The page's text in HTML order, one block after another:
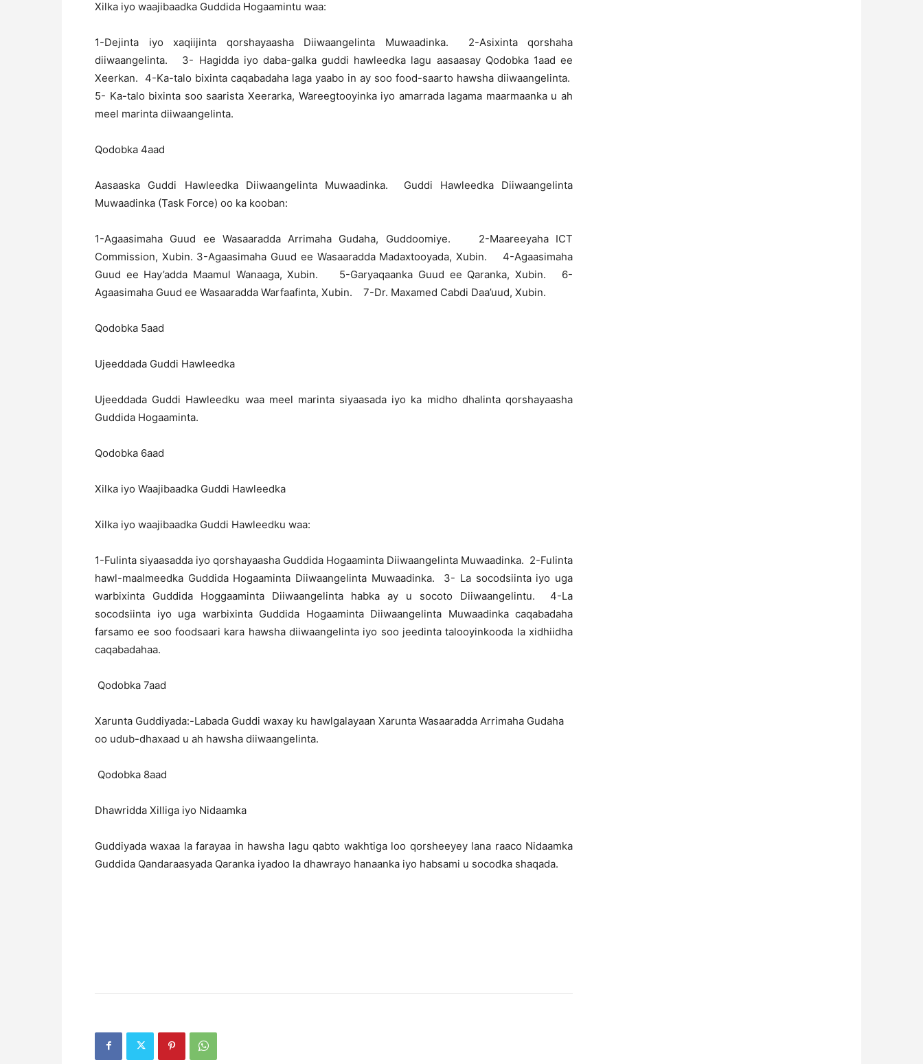
Xilka iyo waajibaadka Guddida Hogaamintu waa:
1-Dejinta iyo xaqiijinta qorshayaasha Diiwaangelinta Muwaadinka. 2-Asixinta qorshaha
diiwaangelinta. 3- Hagidda iyo daba-galka guddi hawleedka lagu aasaasay Qodobka 1aad ee
Xeerkan. 4-Ka-talo bixinta caqabadaha laga yaabo in ay soo food-saarto hawsha diiwaangelinta.
5- Ka-talo bixinta soo saarista Xeerarka, Wareegtooyinka iyo amarrada lagama maarmaanka u ah
meel marinta diiwaangelinta.
Qodobka 4aad
Aasaaska Guddi Hawleedka Diiwaangelinta Muwaadinka. Guddi Hawleedka Diiwaangelinta
Muwaadinka (Task Force) oo ka kooban:
1-Agaasimaha Guud ee Wasaaradda Arrimaha Gudaha, Guddoomiye. 2-Maareeyaha ICT
Commission, Xubin. 3-Agaasimaha Guud ee Wasaaradda Madaxtooyada, Xubin. 4-Agaasimaha
Guud ee Hay’adda Maamul Wanaaga, Xubin. 5-Garyaqaanka Guud ee Qaranka, Xubin. 6-
Agaasimaha Guud ee Wasaaradda Warfaafinta, Xubin. 7-Dr. Maxamed Cabdi Daa’uud, Xubin.
Qodobka 5aad
Ujeeddada Guddi Hawleedka
Ujeeddada Guddi Hawleedku waa meel marinta siyaasada iyo ka midho dhalinta qorshayaasha
Guddida Hogaaminta.
Qodobka 6aad
Xilka iyo Waajibaadka Guddi Hawleedka
Xilka iyo waajibaadka Guddi Hawleedku waa:
1-Fulinta siyaasadda iyo qorshayaasha Guddida Hogaaminta Diiwaangelinta Muwaadinka. 2-Fulinta
hawl-maalmeedka Guddida Hogaaminta Diiwaangelinta Muwaadinka. 3- La socodsiinta iyo uga
warbixinta Guddida Hoggaaminta Diiwaangelinta habka ay u socoto Diiwaangelintu. 4-La
socodsiinta iyo uga warbixinta Guddida Hogaaminta Diiwaangelinta Muwaadinka caqabadaha
farsamo ee soo foodsaari kara hawsha diiwaangelinta iyo soo jeedinta talooyinkooda la xidhiidha
caqabadahaa.
Qodobka 7aad
Xarunta Guddiyada:-Labada Guddi waxay ku hawlgalayaan Xarunta Wasaaradda Arrimaha Gudaha
oo udub-dhaxaad u ah hawsha diiwaangelinta.
Qodobka 8aad
Dhawridda Xilliga iyo Nidaamka
Guddiyada waxaa la farayaa in hawsha lagu qabto wakhtiga loo qorsheeyey lana raaco Nidaamka
Guddida Qandaraasyada Qaranka iyadoo la dhawrayo hanaanka iyo habsami u socodka shaqada.